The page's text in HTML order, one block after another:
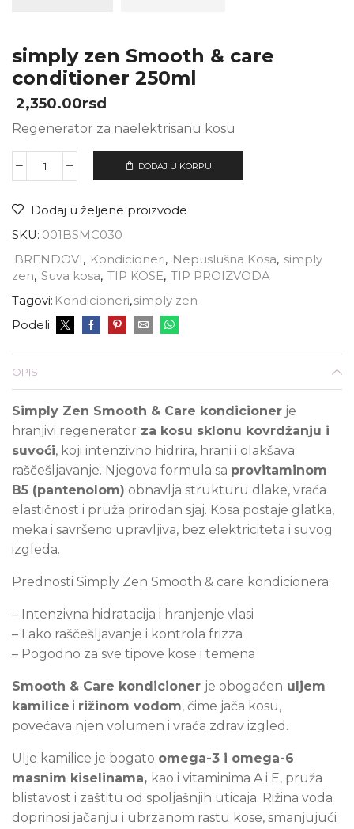
simply zen Smooth & care
conditioner 250ml
2,350.00rsd
Regenerator za naelektrisanu kosu
DODAJ U KORPU
Dodaj u željene proizvode
SKU: 001BSMC030
BRENDOVI, Kondicioneri, Nepuslušna Kosa, simply
zen, Suva kosa, TIP KOSE, TIP PROIZVODA
Tagovi: Kondicioneri,simply zen
Podeli:
OPIS
Simply Zen Smooth & Care kondicioner je
hranjivi regenerator za kosu sklonu kovrdžanju i
suvoći, koji intenzivno hidrira, hrani i olakšava
raščešljavanje. Njegova formula sa provitaminom
B5 (pantenolom) obnavlja strukturu dlake, vraća
elastičnost i pruža prirodan sjaj. Kosa postaje glatka,
meka i savršeno upravljiva, bez elektriciteta i suvog
izgleda.
Prednosti Simply Zen Smooth & care kondicionera:
– Intenzivna hidratacija i hranjenje vlasi
– Lako raščešljavanje i kontrola frizza
– Pogodno za sve tipove kose i temena
Smooth & Care kondicioner je obogaćen uljem
kamilice i rižinom vodom, čime jača kosu,
povećava njen volumen i vraća zdrav izgled.
Ulje kamilice je bogato omega-3 i omega-6
masnim kiselinama, kao i vitaminima A i E, pruža
blistavost i zaštitu od spoljašnjih uticaja. Rižina voda
doprinosi jačanju i ubrzanom rastu kose, smanjujući